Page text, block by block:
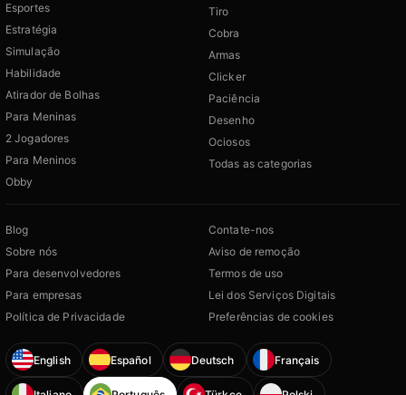
Esportes
Estratégia
Simulação
Habilidade
Atirador de Bolhas
Para Meninas
2 Jogadores
Para Meninos
Obby
Tiro
Cobra
Armas
Clicker
Paciência
Desenho
Ociosos
Todas as categorias
Blog
Sobre nós
Para desenvolvedores
Para empresas
Política de Privacidade
Contate-nos
Aviso de remoção
Termos de uso
Lei dos Serviços Digitais
Preferências de cookies
English Español Deutsch Français